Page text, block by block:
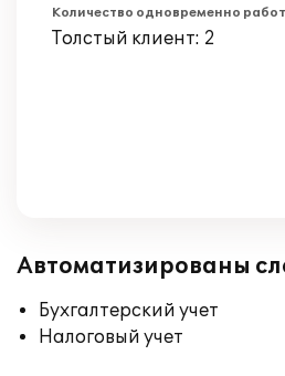
Количество одновременно
Толстый клиент: 2
Автоматизированы
Бухгалтерский учет
Налоговый учет